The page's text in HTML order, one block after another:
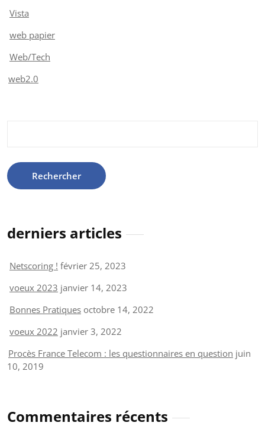
Vista
web papier
Web/Tech
web2.0
derniers articles
Netscoring ! février 25, 2023
voeux 2023 janvier 14, 2023
Bonnes Pratiques octobre 14, 2022
voeux 2022 janvier 3, 2022
Procès France Telecom : les questionnaires en question juin
10, 2019
Commentaires récents